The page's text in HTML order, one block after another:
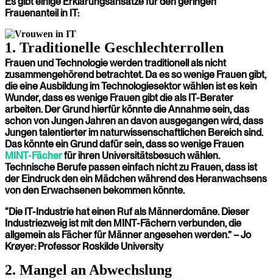
Frauenanteil in IT:
1. Traditionelle Geschlechterrollen
Frauen und Technologie werden traditionell als nicht
zusammengehörend betrachtet. Da es so wenige Frauen gibt,
die eine Ausbildung im Technologiesektor wählen ist es kein
Wunder, dass es wenige Frauen gibt die als IT-Berater
arbeiten. Der Grund hierfür könnte die Annahme sein, das
schon von Jungen Jahren an davon ausgegangen wird, dass
Jungen talentierter im naturwissenschaftlichen Bereich sind.
Das könnte ein Grund dafür sein, dass so wenige Frauen
MINT-Fächerfür ihren Universitätsbesuch wählen.
Technische Berufe passen einfach nicht zu Frauen, dass ist
der Eindruck den ein Mädchen während des Heranwachsens
von den Erwachsenen bekommen könnte.
“Die IT-Industrie hat einen Ruf als Männerdomäne. Dieser
Industriezweig ist mit den MINT-Fächern verbunden, die
allgemein als Fächer für Männer angesehen werden.” – Jo
Krøyer: Professor Roskilde University
2. Mangel an Abwechslung